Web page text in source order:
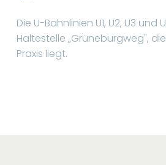
Die U-Bahnlinien U1, U2, U3 und
Haltestelle „Grüneburgweg",
Praxis liegt.